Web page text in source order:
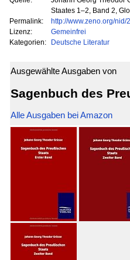
Staates 1–2, Band 2,
Permalink:
http://www.zeno.org/nid/
Lizenz:
Gemeinfrei
Kategorien:
Deutsche Literatur
Ausgewählte Ausgaben von
Sagenbuch des
Alle Ausgaben bei Amazon